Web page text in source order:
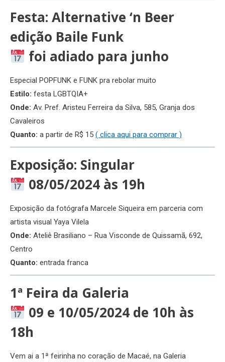
Festa: Alternative ‘n Beer
edição Baile Funk
foi adiado para junho
Especial POPFUNK e FUNK pra rebolar muito
Estilo: festa LGBTQIA+
Onde: Av. Pref. Aristeu Ferreira da Silva, 585, Granja dos
Cavaleiros
Quanto: a partir de R$ 15 ( clica aqui para comprar )
Exposição: Singular
08/05/2024 às 19h
Exposição da fotógrafa Marcele Siqueira em parceria com
artista visual Yaya Vilela
Onde: Ateliê Brasiliano – Rua Visconde de Quissamã, 692,
Centro
Quanto: entrada franca
1ª Feira da Galeria
09 e 10/05/2024 de 10h às
18h
Vem ai a 1ª feirinha no coração de Macaé, na Galeria